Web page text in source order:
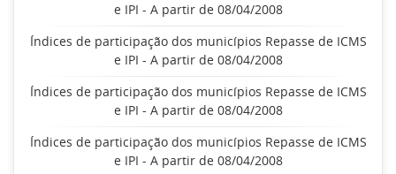
e IPI - A partir de 08/04/2008
Índices de participação dos municípios Repasse de ICMS
e IPI - A partir de 08/04/2008
Índices de participação dos municípios Repasse de ICMS
e IPI - A partir de 08/04/2008
Índices de participação dos municípios Repasse de ICMS
e IPI - A partir de 08/04/2008